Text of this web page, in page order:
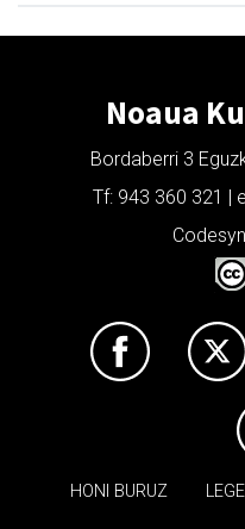
Noaua
Bordaberri 3
Tf: 943 360 321 |
HONI BURUZ